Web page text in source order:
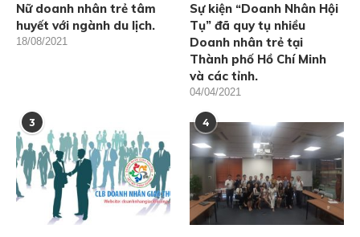
Nữ doanh nhân trẻ tâm
huyết với ngành du lịch.
18/08/2021
Sự kiện “Doanh Nhân Hội
Tụ” đã quy tụ nhiều
Doanh nhân trẻ tại
Thành phố Hồ Chí Minh
và các tỉnh.
04/04/2021
3 4